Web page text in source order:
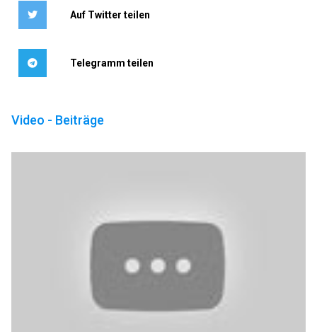
Auf Twitter teilen
Telegramm teilen
Video - Beiträge